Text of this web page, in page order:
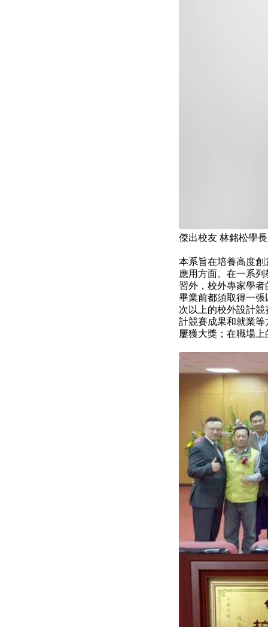
傑出校友 林銘松學
本系旨在培養高度
應用方面。在一系
習外，校外專家學
畢業前都須取得一
次以上的校外設計
計競賽成果和就業
屢獲大獎；在職場